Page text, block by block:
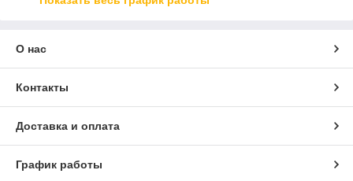
О нас
Контакты
Доставка и оплата
График работы